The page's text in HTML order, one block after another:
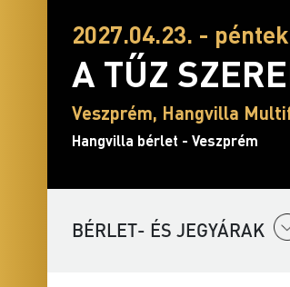
2027.04.23. -
A TŰZ
Veszprém, Hangvilla
Hangvilla bérlet - Veszprém
BÉRLET- ÉS JEGYÁRAK